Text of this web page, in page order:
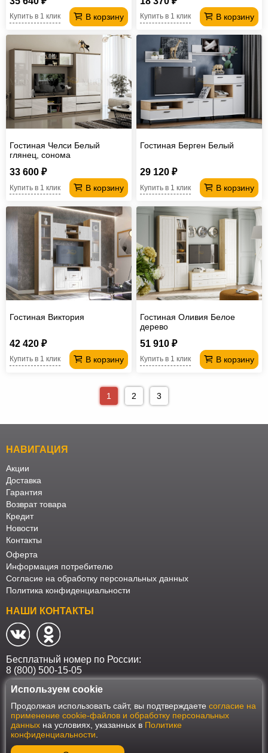
В корзину
Купить в 1 клик В корзину
Купить в 1 клик
Гостиная Челси Белый
глянец, сонома
33 600 ₽
В корзину
Купить в 1 клик
Гостиная Берген Белый
29 120 ₽
В корзину
Купить в 1 клик
Гостиная Виктория
42 420 ₽
В корзину
Купить в 1 клик
Гостиная Оливия Белое
дерево
51 910 ₽
В корзину
Купить в 1 клик
1 2 3
НАВИГАЦИЯ
Акции
Доставка
Гарантия
Возврат товара
Кредит
Новости
Контакты
Оферта
Информация потребителю
Согласие на обработку персональных данных
Политика конфиденциальности
НАШИ КОНТАКТЫ
Бесплатный номер по России:
8 (800) 500-15-05
Наш интернет-магазин работает в соответствии с требованиями
Федерального закона от 27 июля 2006 года №152-ФЗ "О персональных
данных". Оформить заказ на сайте Мебеласка возможно только при
наличии согласия на обработку Ваших персональных данных. Для
улучшения работы сайта и его взаимодействия с пользователями мы
используем файлы cookie. Продолжая пользоваться сайтом, вы
Используем cookie
Продолжая использовать сайт, вы подтверждаете согласие на
применение cookie-файлов и обработку персональных
данных на условиях, указанных в Политике
конфиденциальности